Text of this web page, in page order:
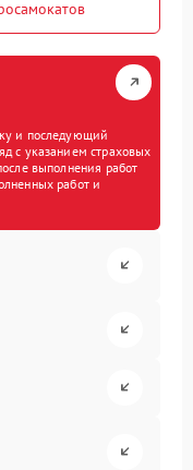
и последующий
с указанием страховых
выполнения работ
работ и